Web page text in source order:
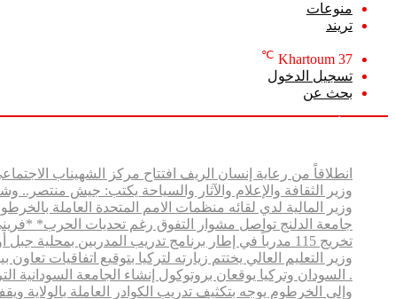
منوعات
تريند
Khartoum 37
℃
تسجيل الدخول
بحث عن
انطلاقاً من رعاية إنسان الريف افتتاح مركز الشهيناب
وزير الثقافة والإعلام والآثار والسياحة يكتب: جيش منتصر..
وزير المالية لدي لقائه منظمات الامم المتحدة العاملة
جامعة الدلنج تواصل مشوار التفوق رغم تحديات الحرب*
تخريج 115 مدرباً في إطار برنامج تدريب المدربين بمحلية جبل أولياء
وزير التعليم العالي يختتم زيارته لتركيا بتوقيع اتفاقيات
. السودان وتركيا يوقعان بروتوكول إنشاء الجامعة السودانية التركية
وإلى الخرطوم يوجه بتكثيف تدريب الكوادر العاملة بالولاية